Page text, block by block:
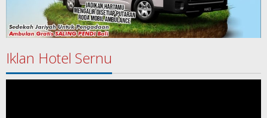
Iklan Hotel Sernu